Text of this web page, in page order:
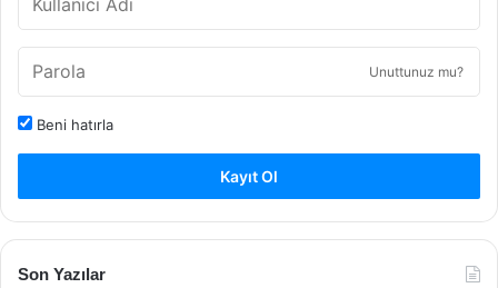
Unuttunuz mu?
Beni hatırla
Kayıt Ol
Son Yazılar